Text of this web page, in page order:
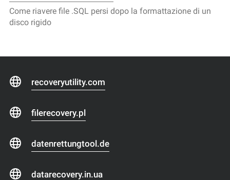
Come riavere file .SQL persi dopo la formattazione di un
disco rigido
recoveryutility.com
filerecovery.pl
datenrettungtool.de
datarecovery.in.ua